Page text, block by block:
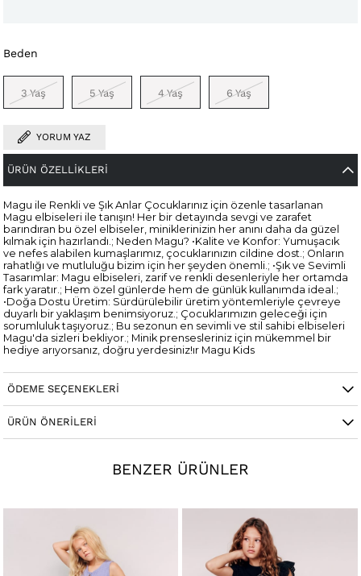
Beden
3 Yaş 5 Yaş 4 Yaş 6 Yaş
YORUM YAZ
ÜRÜN ÖZELLIKLERI
Magu ile Renkli ve Şık Anlar Çocuklarınız için özenle tasarlanan
Magu elbiseleri ile tanışın! Her bir detayında sevgi ve zarafet
barındıran bu özel elbiseler, miniklerinizin her anını daha da güzel
kılmak için hazırlandı.; Neden Magu? •Kalite ve Konfor: Yumuşacık
ve nefes alabilen kumaşlarımız, çocuklarınızın cildine dost.; Onların
rahatlığı ve mutluluğu bizim için her şeyden önemli.; •Şık ve Sevimli
Tasarımlar: Magu elbiseleri, zarif ve renkli desenleriyle her ortamda
fark yaratır.; Hem özel günlerde hem de günlük kullanımda ideal.;
•Doğa Dostu Üretim: Sürdürülebilir üretim yöntemleriyle çevreye
duyarlı bir yaklaşım benimsiyoruz.; Çocuklarımızın geleceği için
sorumluluk taşıyoruz.; Bu sezonun en sevimli ve stil sahibi elbiseleri
Magu'da sizleri bekliyor.; Minik prensesleriniz için mükemmel bir
hediye arıyorsanız, doğru yerdesiniz!ır Magu Kids
ÖDEME SEÇENEKLERI
ÜRÜN ÖNERILERI
BENZER ÜRÜNLER